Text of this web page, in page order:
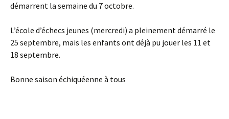
démarrent la semaine du 7 octobre.
L’école d’échecs jeunes (mercredi) a pleinement démarré le
25 septembre, mais les enfants ont déjà pu jouer les 11 et
18 septembre.
Bonne saison échiquéenne à tous